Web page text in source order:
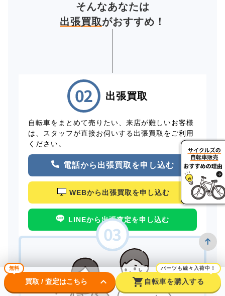
そんなあなたは
出張買取がおすすめ！
出張買取
自転車をまとめて売りたい、来店が難しいお客様
は、スタッフが直接お伺いする出張買取をご利用
ください。
電話から出張買取を申し込む
WEBから出張買取を申し込む
LINEから出張査定を申し込む
無料
買取 / 査定はこちら keyboard_arrow_down shopping_cart
パーツも続々入荷中！
自転車を購入する